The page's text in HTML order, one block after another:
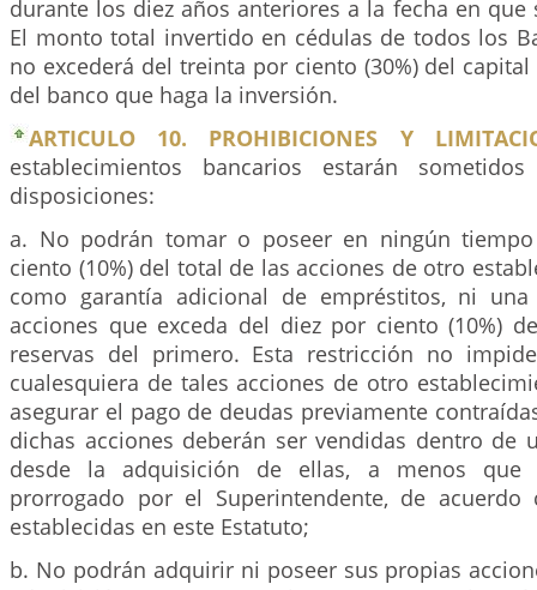
durante los diez años anteriores a la fecha en que
El monto total invertido en cédulas de todos los
no excederá del treinta por ciento (30%) del
del banco que haga la inversión.
ARTICULO 10. PROHIBICIONES Y
establecimientos bancarios estarán
disposiciones:
a. No podrán tomar o poseer en ningún
ciento (10%) del total de las acciones de otro
como garantía adicional de empréstitos, ni
acciones que exceda del diez por ciento (10%)
reservas del primero. Esta restricción no
cualesquiera de tales acciones de otro
asegurar el pago de deudas previamente
dichas acciones deberán ser vendidas dentro de
desde la adquisición de ellas, a menos que
prorrogado por el Superintendente, de acuerdo
establecidas en este Estatuto;
b. No podrán adquirir ni poseer sus propias